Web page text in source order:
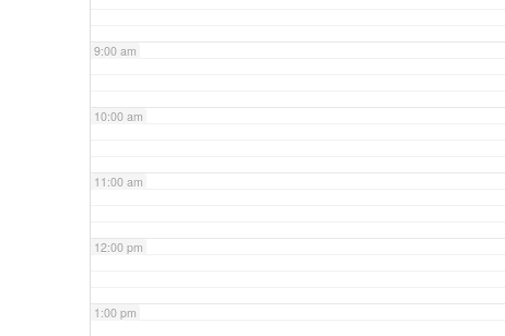
9:00 am
10:00 am
11:00 am
12:00 pm
1:00 pm